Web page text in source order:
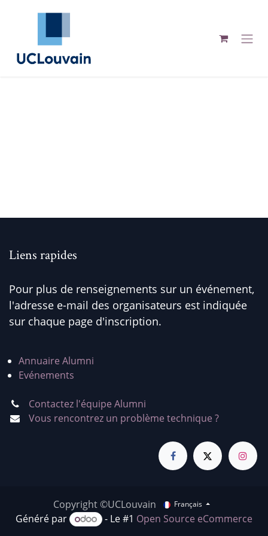
Se rendre au contenu
Liens rapides
Pour plus de renseignements sur un événement,
l'adresse e-mail des organisateurs est indiquée
sur chaque page d'inscription.
Annuaire Alumni
Evénements
Contactez l'équipe Alumni
Vous rencontrez un problème technique ?
Copyright ©UCLouvain Français
Généré par - Le #1 Open Source eCommerce